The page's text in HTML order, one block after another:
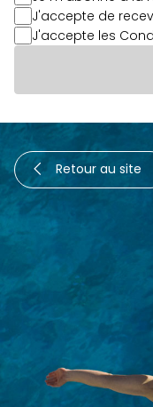
J'accepte de
J'accepte les
Retour au site